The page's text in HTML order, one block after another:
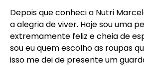
Depois que conheci a Nutri
a alegria de viver. Hoje sou uma
extremamente feliz e cheia de
sou eu quem escolho as roupas
isso me dei de presente um